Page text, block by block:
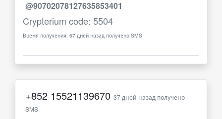
@90702078127635853401
Crypterium code: 5504
Время получения: 67 дней назад получено SMS
+852 15521139670 37 дней назад получено
SMS